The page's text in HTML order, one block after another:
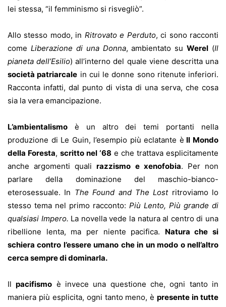
lei stessa, “il femminismo si risvegliò”.
Allo stesso modo, in Ritrovato e Perduto, ci sono racconti
come Liberazione di una Donna, ambientato suWerel (Il
pianeta dell’Esilio) all’interno del quale viene descritta una
società patriarcale in cui le donne sono ritenute inferiori.
Racconta infatti, dal punto di vista di una serva, che cosa
sia la vera emancipazione.
L’ambientalismo è un altro dei temi portanti nella
produzione di Le Guin, l’esempio più eclatante è Il Mondo
della Foresta, scritto nel ‘68 e che trattava esplicitamente
anche argomenti qualirazzismo e xenofobia. Per non
parlare della dominazione del maschio-bianco-
eterosessuale. In The Found and The Lostritroviamo lo
stesso tema nel primo racconto: Più Lento, Più grande di
qualsiasi Impero. La novella vede la natura al centro di una
ribellione lenta, ma per niente pacifica. Natura che si
schiera contro l’essere umano che in un modo o nell’altro
cerca sempre di dominarla.
Ilpacifismo è invece una questione che, ogni tanto in
maniera più esplicita, ogni tanto meno, èpresente in tutte